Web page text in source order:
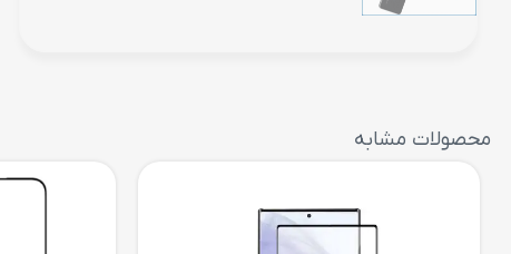
محصولات مشابه